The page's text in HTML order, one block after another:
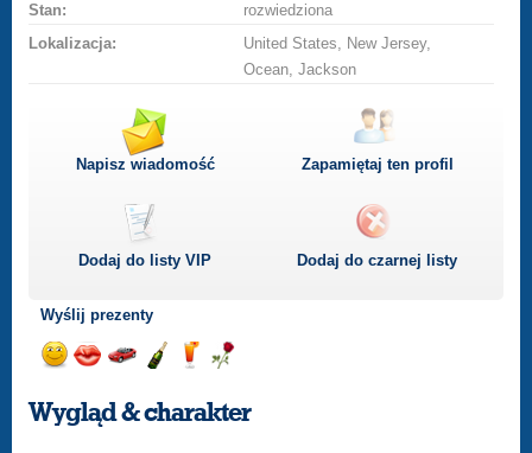
Stan:
rozwiedziona
Lokalizacja:
United States, New Jersey,
Ocean, Jackson
Napisz wiadomość Zapamiętaj ten profil
Dodaj do listyVIP Dodaj do czarnej listy
Wyślij prezenty
uśmiech
buziakasamochodem
szampana
drinka
różę
Wygląd & charakter